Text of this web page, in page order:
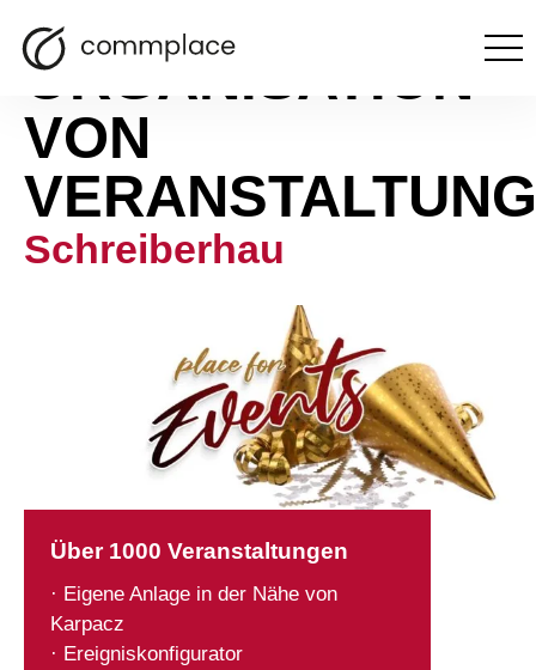
ORGANISATION
VON
Schreiberhau
Über 1000 Veranstaltungen
· Eigene Anlage in der Nähe von
Karpacz
· Ereigniskonfigurator